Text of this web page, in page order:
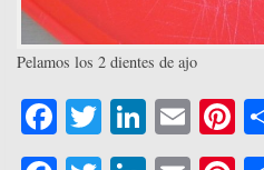
Pelamos los 2 dientes de ajo
Fa
ce
T
wi
Li
nk
E
m
Pi
nt